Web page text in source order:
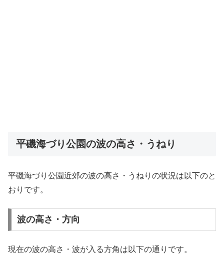
平磯海づり公園の波の高さ・うねり
平磯海づり公園近郊の波の高さ・うねりの状況は以下のと
おりです。
波の高さ・方向
現在の波の高さ・波が入る方角は以下の通りです。